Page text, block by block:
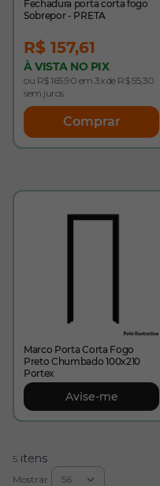
Fechadura porta corta fogo
Sobrepor - PRETA
R$ 157,61
À VISTA NO PIX
ou R$ 165,90 em 3x de R$ 55,30
sem juros
Comprar
Marco Porta Corta Fogo
Preto Chumbado 100x210
Portex
Avise-me
5 itens
Mostrar